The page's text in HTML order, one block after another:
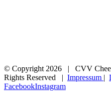
© Copyright 2026 | CVV
Rights Reserved | Impressum |
FacebookInstagram